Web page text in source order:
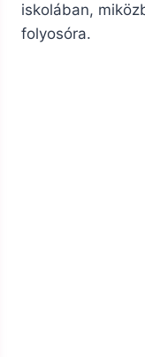
iskolában,
folyosóra.